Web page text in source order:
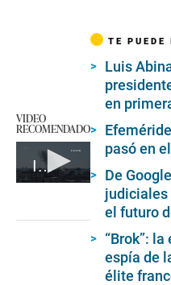
VIDEO
RECOMENDADO
Irán lanza un ataque con drones contra Israel
TE PUEDE
Luis
en
pasó en
De
judiciales
el futuro
“Brok”:
espía de
élite